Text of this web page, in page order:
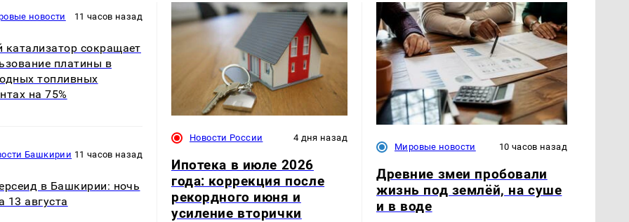
новости 11 часов назад
катализатор сокращает
платины в
топливных
на 75%
Башкирии 11 часов назад
в Башкирии: ночь
13 августа
Новости России 4 дня назад
Ипотека в июле 2026
года: коррекция после
рекордного июня и
усиление вторички
Мировые новости 10 часов назад
Древние змеи пробовали
жизнь под землёй, на суше
и в воде